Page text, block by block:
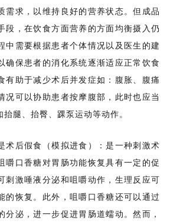
需求，以维持良好的营养状态。但成品
段，在饮食方面营养的方面均衡摄入仍
中需要根据患者个体情况以及医生的建
确保患者的消化系统逐渐适应正常饮食
有助于减少术后并发症如：腹胀、腹痛
况可以协助患者按摩腹部，此时也应当
腿、抬臀、踝泵运动等动作。
术后假食（模拟进食）：是一种刺激术
嚼口香糖对胃肠功能恢复具有一定的促
刺激唾液分泌和咀嚼动作，生理反应可
的恢复。此外，咀嚼口香糖还可以通过
分泌，进一步促进胃肠道蠕动。然而，